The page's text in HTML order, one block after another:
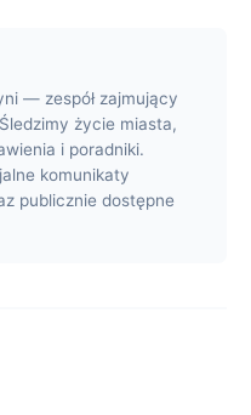
— zespół zajmujący
życie miasta,
i poradniki.
komunikaty
publicznie dostępne